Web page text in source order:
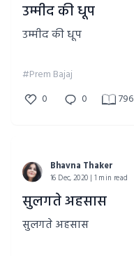
उम्मीद की धूप
उम्मीद की धूप
#Prem Bajaj
0
0 796
Bhavna Thaker
16 Dec, 2020 | 1 min read
सुलगते अहसास
सुलगते अहसास